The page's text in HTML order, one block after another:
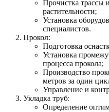
Прочистка трассы
растительности;
Установка
специалистов.
Прокол:
Подготовка
Установка
процесса прокола;
Производство
метров за один
Управление и
Укладка труб:
Определение